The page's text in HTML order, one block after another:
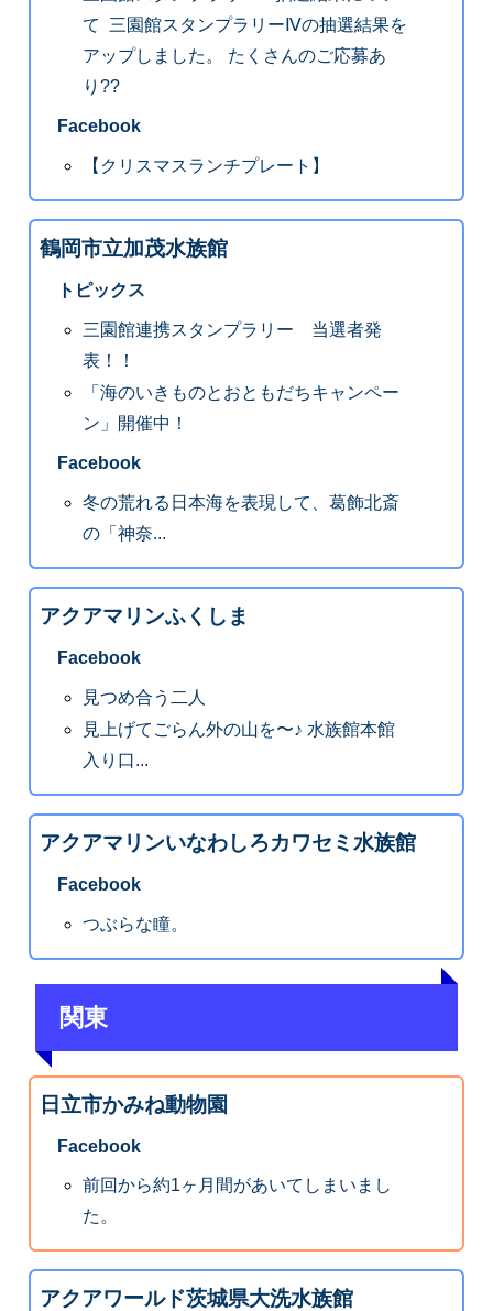
て 三園館スタンプラリーⅣの抽選結果を
アップしました。 たくさんのご応募あ
り??
Facebook
【クリスマスランチプレート】
鶴岡市立加茂水族館
トピックス
三園館連携スタンプラリー 当選者発
表！！
「海のいきものとおともだちキャンペー
ン」開催中！
Facebook
冬の荒れる日本海を表現して、葛飾北斎
の「神奈...
アクアマリンふくしま
Facebook
見つめ合う二人
見上げてごらん外の山を〜♪ 水族館本館
入り口...
アクアマリンいなわしろカワセミ水族館
Facebook
つぶらな瞳。
関東
日立市かみね動物園
Facebook
前回から約1ヶ月間があいてしまいまし
た。
アクアワールド茨城県大洗水族館